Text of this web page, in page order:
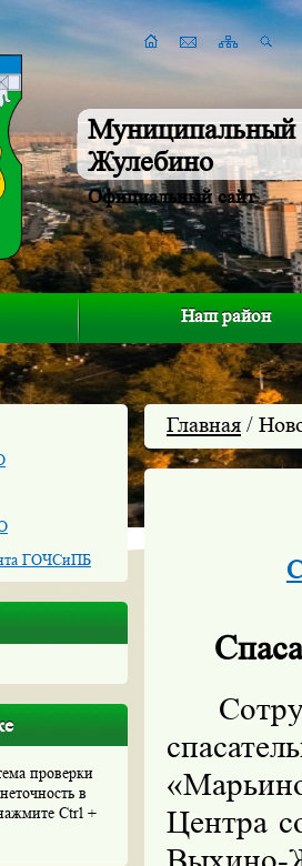
Муниципальный
Жулебино
Официальный сайт
Наш район
ГОЧСиПБ
проверки
в
Ctrl +
Главная /
Центра